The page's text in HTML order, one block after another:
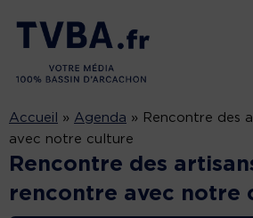
Accueil » Agenda » Rencontre des
avec notre culture
Rencontre des
rencontre avec notre